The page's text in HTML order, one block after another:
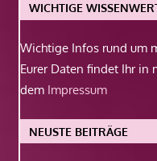
WICHTIGE
Wichtige Infos rund um
Eurer Daten findet Ihr in
dem Impressum
NEUSTE BEITRÄGE